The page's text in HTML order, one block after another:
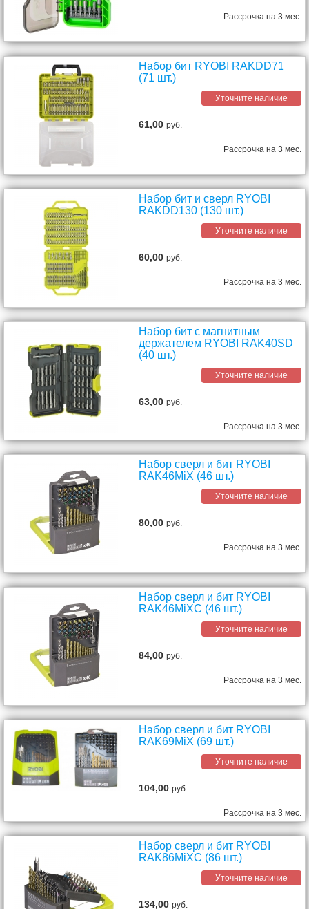
Рассрочка на 3 мес.
Набор бит RYOBI RAKDD71
(71 шт.)
Уточните наличие
61,00руб.
Рассрочка на 3 мес.
Набор бит и сверл RYOBI
RAKDD130 (130 шт.)
Уточните наличие
60,00руб.
Рассрочка на 3 мес.
Набор бит с магнитным
держателем RYOBI RAK40SD
(40 шт.)
Уточните наличие
63,00руб.
Рассрочка на 3 мес.
Набор сверл и бит RYOBI
RAK46MiX (46 шт.)
Уточните наличие
80,00руб.
Рассрочка на 3 мес.
Набор сверл и бит RYOBI
RAK46MiXC (46 шт.)
Уточните наличие
84,00руб.
Рассрочка на 3 мес.
Набор сверл и бит RYOBI
RAK69MiX (69 шт.)
Уточните наличие
104,00руб.
Рассрочка на 3 мес.
Набор сверл и бит RYOBI
RAK86MiXC (86 шт.)
Уточните наличие
134,00руб.